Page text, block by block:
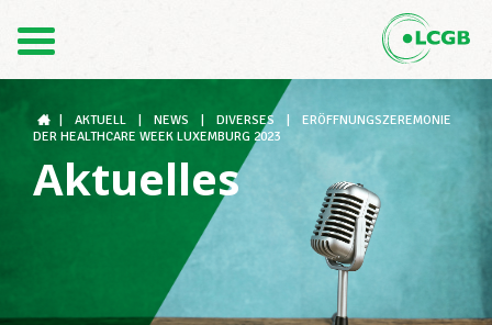
FR
Der LCGB
Gewerkschaftsstrukturen
AKTUELL NEWS DIVERSES
ERÖFFNUNGSZEREMONIE
DER HEALTHCARE WEEK LUXEMBURG 2023
Aktuelles